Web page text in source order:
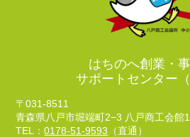
はちのへ創業・
サポートセンター（
〒031-8511
青森県八戸市堀端町2−3 八戸商工会館
TEL：0178-51-9593 （直通）